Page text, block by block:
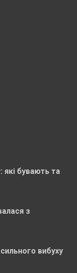
які бувають та
з
вибуху